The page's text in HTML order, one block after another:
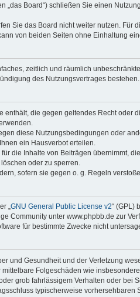
„das Board“) schließen Sie einen
Sie das Board nicht weiter nutzen.
von beiden Seiten ohne Einhaltung
zeitlich und räumlich
des Nutzungsvertrages bestehen.
die gegen geltendes Recht
diese Nutzungsbedingungen oder
ein Hausverbot erteilen.
die Inhalte von Beiträgen übernimmt,
oder zu sperren.
sofern sie gegen o. g. Regeln
„GNU General Public License v2“ (GPL)
Community unter www.phpbb.de zur
für bestimmte Zwecke nicht
und Gesundheit und der Verletzung
Folgeschäden wie
grob fahrlässigem Verhalten oder bei
typischerweise